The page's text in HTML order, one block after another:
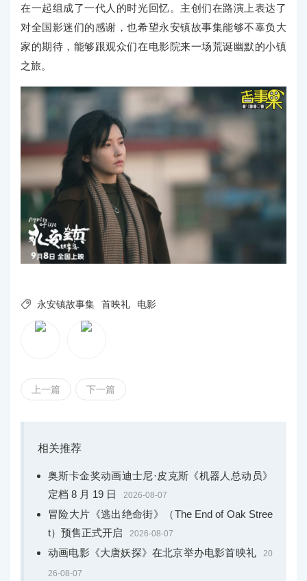
在一起组成了一代人的时光回忆。主创们在路演上表达了
对全国影迷们的感谢，也希望永安镇故事集能够不辜负大
家的期待，能够跟观众们在电影院来一场荒诞幽默的小镇
之旅。
 永安镇故事集 首映礼 电影
上一篇 下一篇
相关推荐
奥斯卡金奖动画迪士尼·皮克斯《机器人总动员》
定档 8 月 19 日
2026-08-07
冒险大片《逃出绝命街》（The End of Oak Stree
t）预售正式开启
2026-08-07
动画电影《大唐妖探》在北京举办电影首映礼 20
26-08-07